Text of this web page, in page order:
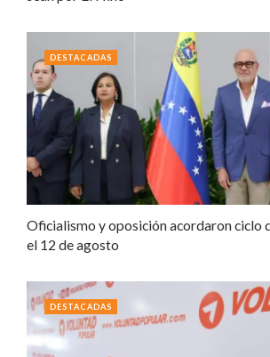
Oficialismo y oposición acordaron ciclo
el 12 de agosto
DESTACADAS
DESTACADAS